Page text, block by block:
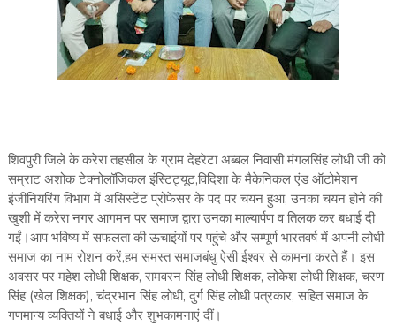
शिवपुरी जिले के करेरा तहसील के ग्राम देहरेटा अब्बल निवासी मंगलसिंह लोधी जी को
सम्राट अशोक टेक्नोलॉजिकल इंस्टिट्यूट,विदिशा के मैकेनिकल एंड ऑटोमेशन
इंजीनियरिंग विभाग में असिस्टेंट प्रोफेसर के पद पर चयन हुआ, उनका चयन होने की
खुशी में करेरा नगर आगमन पर समाज द्वारा उनका माल्यार्पण व तिलक कर बधाई दी
गईं।आप भविष्य में सफलता की ऊचाइंयों पर पहुंचे और सम्पूर्ण भारतवर्ष में अपनी लोधी
समाज का नाम रोशन करें,हम समस्त समाजबंधु ऐसी ईश्वर से कामना करते हैं। इस
अवसर पर महेश लोधी शिक्षक, रामवरन सिंह लोधी शिक्षक, लोकेश लोधी शिक्षक, चरण
सिंह (खेल शिक्षक), चंद्रभान सिंह लोधी, दुर्ग सिंह लोधी पत्रकार, सहित समाज के
गणमान्य व्यक्तियों ने बधाई और शुभकामनाएं दीं।